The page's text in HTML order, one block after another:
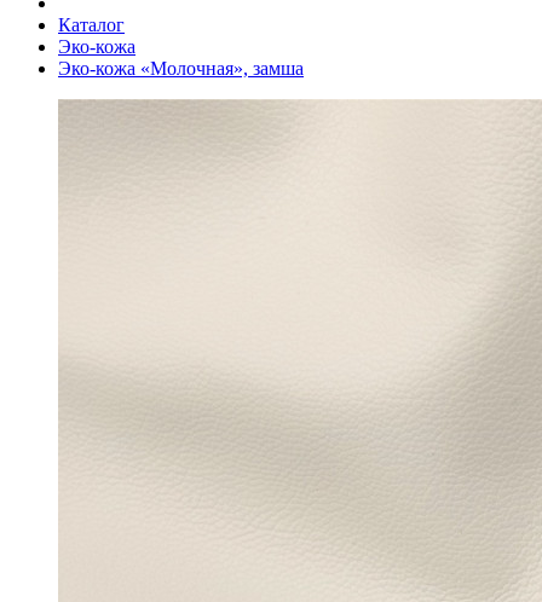
Каталог
Эко-кожа
Эко-кожа «Молочная», замша